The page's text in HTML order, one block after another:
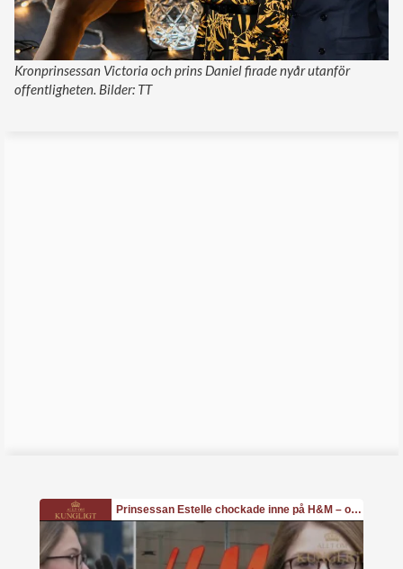
Kronprinsessan Victoria och prins Daniel firade nyår utanför
offentligheten. Bilder: TT